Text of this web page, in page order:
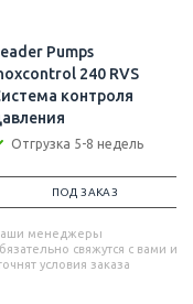
Pumps
240 RVS
контроля
Отгрузка 5-8 недель
ПОД ЗАКАЗ
менеджеры
свяжутся с вами и
условия заказа